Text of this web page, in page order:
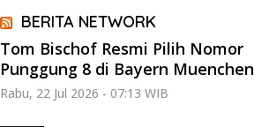
BERITA NETWORK
Tom Bischof Resmi Pilih Nomor
Punggung 8 di Bayern Muenchen
Rabu, 22 Jul 2026 - 07:13 WIB